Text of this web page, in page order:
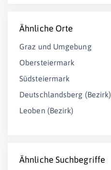
Ähnliche Orte
Graz und Umgebung
Obersteiermark
Südsteiermark
Deutschlandsberg (Bezirk)
Leoben (Bezirk)
Ähnliche Suchbegriffe